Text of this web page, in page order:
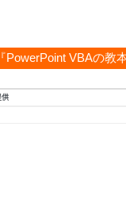
『PowerPoint VBAの教本